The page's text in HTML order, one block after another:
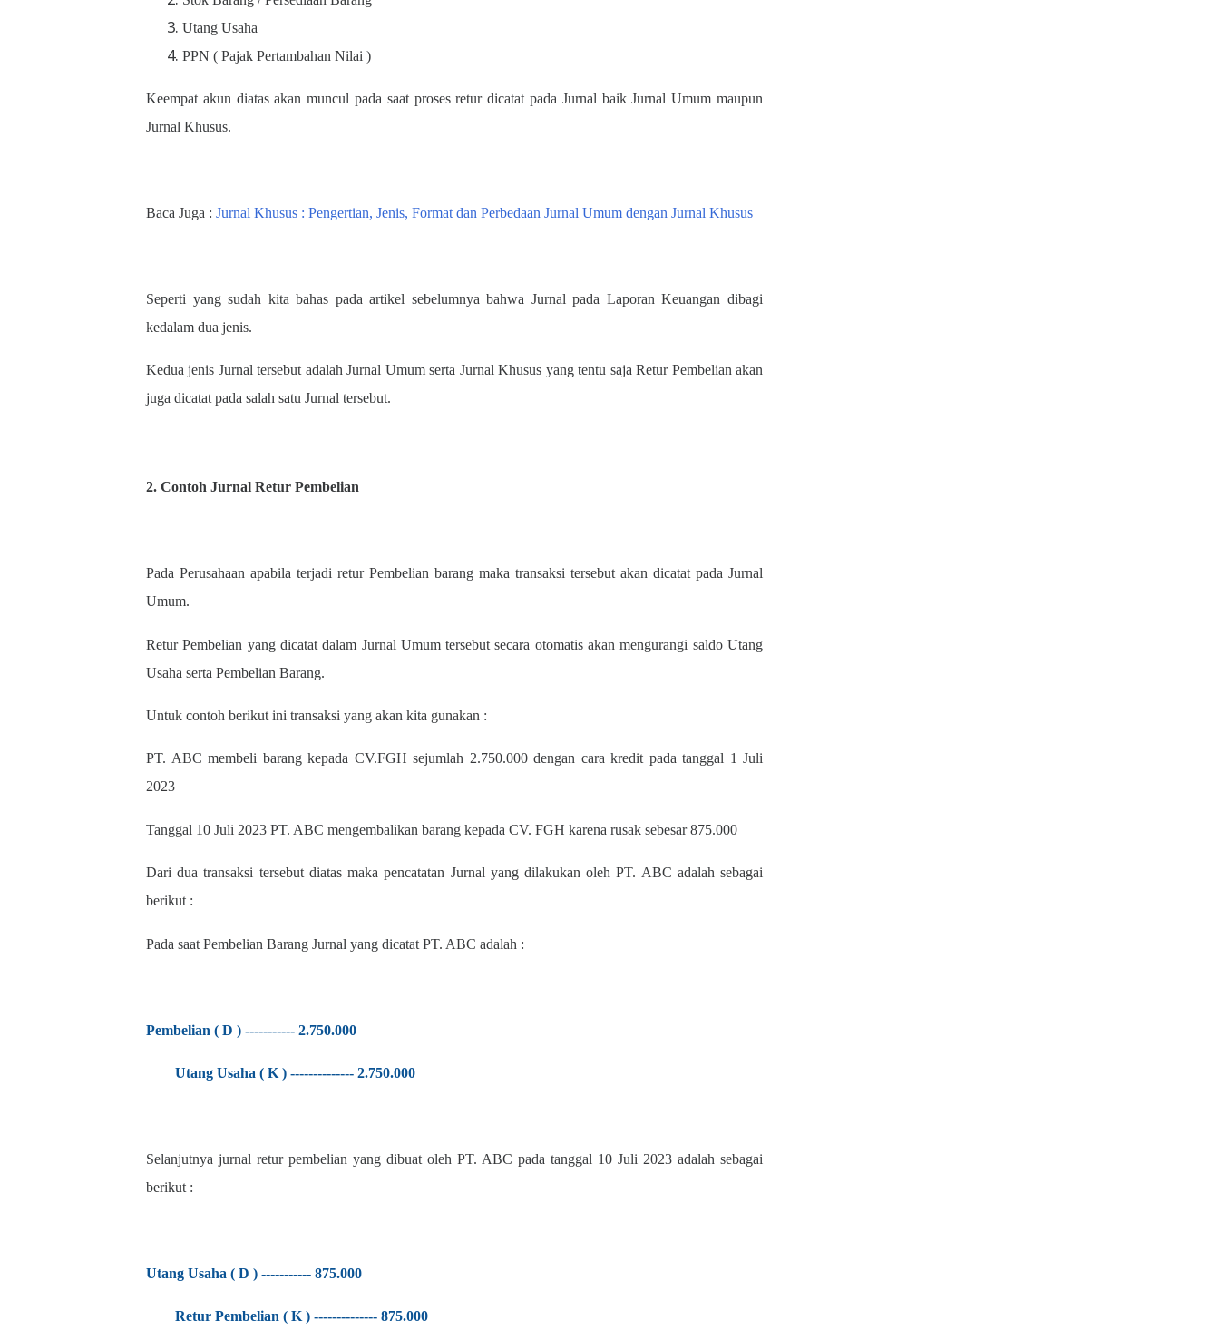
Utang Usaha
PPN ( Pajak Pertambahan Nilai )
Keempat akun diatas akan muncul pada saat proses retur dicatat pada Jurnal baik Jurnal Umum maupun
Jurnal Khusus.
Baca Juga : Jurnal Khusus : Pengertian, Jenis, Format dan Perbedaan Jurnal Umum dengan Jurnal Khusus
Seperti yang sudah kita bahas pada artikel sebelumnya bahwa Jurnal pada Laporan Keuangan dibagi
kedalam dua jenis.
Kedua jenis Jurnal tersebut adalah Jurnal Umum serta Jurnal Khusus yang tentu saja Retur Pembelian akan
juga dicatat pada salah satu Jurnal tersebut.
2. Contoh Jurnal Retur Pembelian
Pada Perusahaan apabila terjadi retur Pembelian barang maka transaksi tersebut akan dicatat pada Jurnal
Umum.
Retur Pembelian yang dicatat dalam Jurnal Umum tersebut secara otomatis akan mengurangi saldo Utang
Usaha serta Pembelian Barang.
Untuk contoh berikut ini transaksi yang akan kita gunakan :
PT. ABC membeli barang kepada CV.FGH sejumlah 2.750.000 dengan cara kredit pada tanggal 1 Juli
2023
Tanggal 10 Juli 2023 PT. ABC mengembalikan barang kepada CV. FGH karena rusak sebesar 875.000
Dari dua transaksi tersebut diatas maka pencatatan Jurnal yang dilakukan oleh PT. ABC adalah sebagai
berikut :
Pada saat Pembelian Barang Jurnal yang dicatat PT. ABC adalah :
Pembelian ( D ) ----------- 2.750.000
Utang Usaha ( K ) -------------- 2.750.000
Selanjutnya jurnal retur pembelian yang dibuat oleh PT. ABC pada tanggal 10 Juli 2023 adalah sebagai
berikut :
Utang Usaha ( D ) ----------- 875.000
Retur Pembelian ( K ) -------------- 875.000